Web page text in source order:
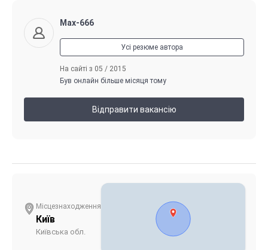
Max-666
Усі резюме автора
На сайті з 05 / 2015
Був онлайн більше місяця тому
Відправити вакансію
Місцезнаходження
Київ
Київська обл.